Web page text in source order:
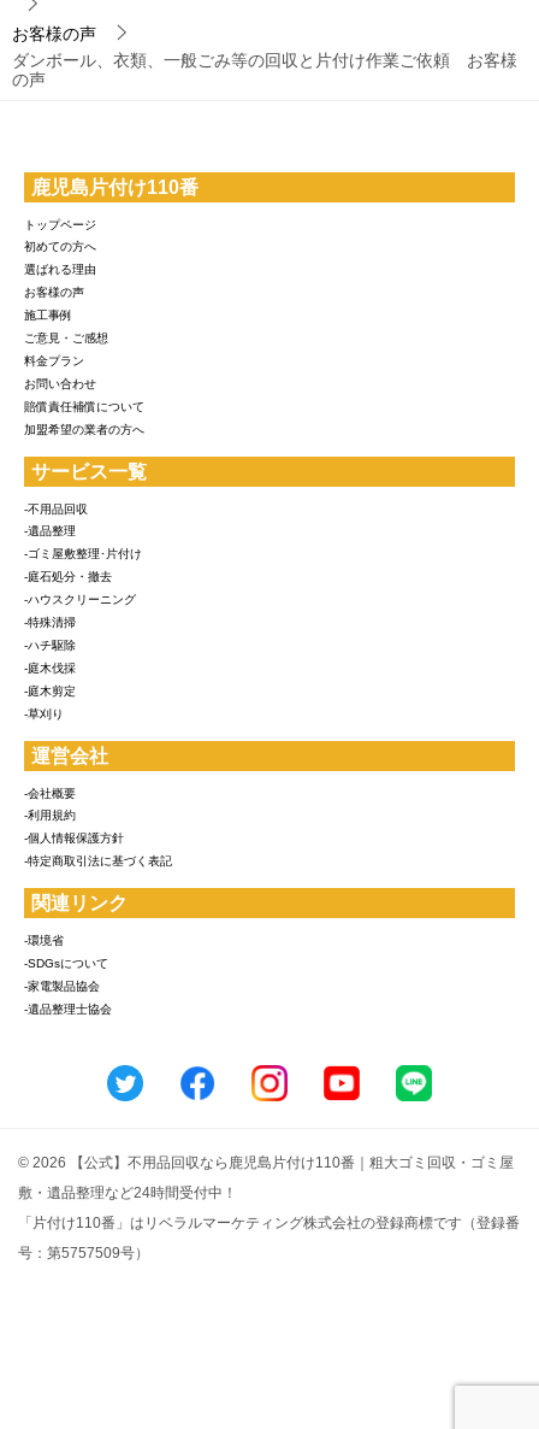
お客様の声
ダンボール、衣類、一般ごみ等の回収と片付け作業ご依頼 お客様
の声
鹿児島片付け110番
トップページ
初めての方へ
選ばれる理由
お客様の声
施工事例
ご意見・ご感想
料金プラン
お問い合わせ
賠償責任補償について
加盟希望の業者の方へ
サービス一覧
-不用品回収
-遺品整理
-ゴミ屋敷整理･片付け
-庭石処分・撤去
-ハウスクリーニング
-特殊清掃
-ハチ駆除
-庭木伐採
-庭木剪定
-草刈り
運営会社
-会社概要
-利用規約
-個人情報保護方針
-特定商取引法に基づく表記
関連リンク
-環境省
-SDGsについて
-家電製品協会
-遺品整理士協会
© 2026 【公式】不用品回収なら鹿児島片付け110番｜粗大ゴミ回収・ゴミ屋
敷・遺品整理など24時間受付中！
「片付け110番」はリベラルマーケティング株式会社の登録商標です（登録番
号：第5757509号）